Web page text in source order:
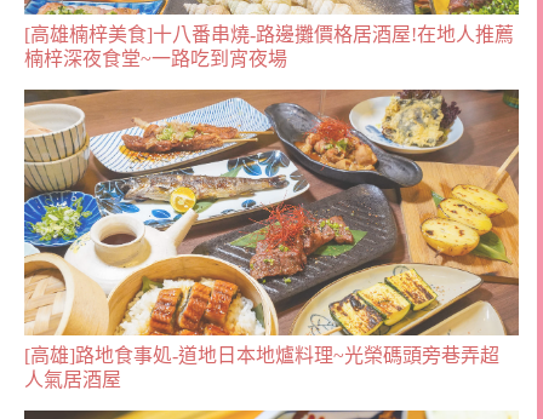
[高雄楠梓美食]十八番串燒-路邊攤價格居酒屋!在地人推薦
楠梓深夜食堂~一路吃到宵夜場
[高雄]路地食事処-道地日本地爐料理~光榮碼頭旁巷弄超
人氣居酒屋